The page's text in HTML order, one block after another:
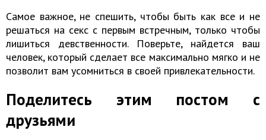
Самое важное, не спешить, чтобы быть как все и не
решаться на секс с первым встречным, только чтобы
лишиться девственности. Поверьте, найдется ваш
человек, который сделает все максимально мягко и не
позволит вам усомниться в своей привлекательности.
Поделитесь этим постом с
друзьями